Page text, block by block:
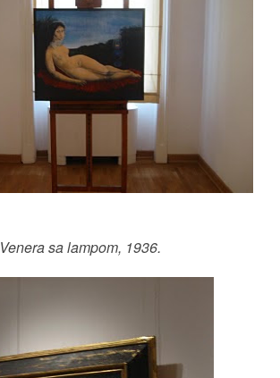
Venera sa lampom, 1936.